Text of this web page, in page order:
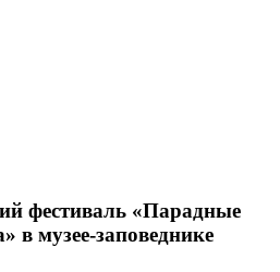
фестиваль «Парадные
в музее-заповеднике